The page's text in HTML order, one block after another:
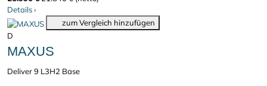
Details›
zum Vergleich hinzufügen
D
MAXUS
Deliver 9 L3H2 Base